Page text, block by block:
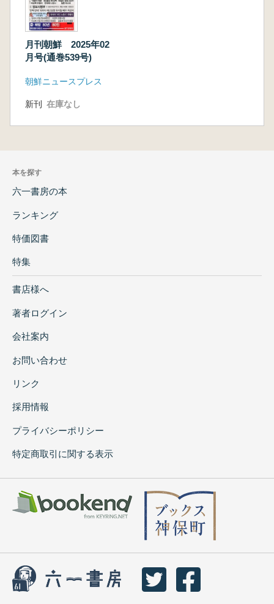
月刊朝鮮 2025年02
月号(通巻539号)
朝鮮ニュースプレス
新刊 在庫なし
本を探す
六一書房の本
ランキング
特価図書
特集
書店様へ
著者ログイン
会社案内
お問い合わせ
リンク
採用情報
プライバシーポリシー
特定商取引に関する表示